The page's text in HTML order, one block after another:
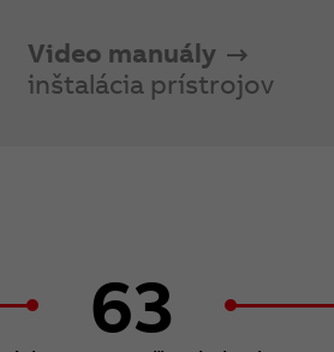
Video manuály
inštalácia prístrojov
63